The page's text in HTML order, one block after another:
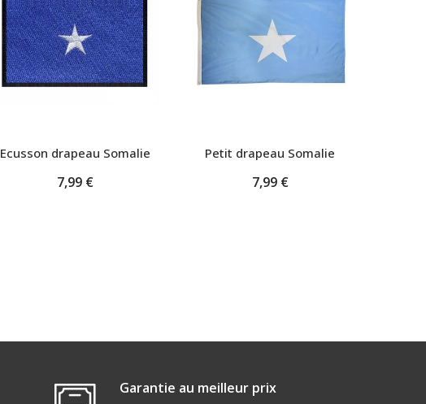
Ecusson drapeau Somalie
7,99 €
Petit drapeau Somalie
7,99 €
Garantie au meilleur prix